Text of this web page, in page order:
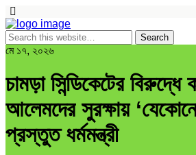
মে ১৭, ২০২৬
চামড়া সিন্ডিকেটের বিরুদ্ধে
আলেমদের সুরক্ষায়
প্রস্তুত ধর্মমন্ত্রী